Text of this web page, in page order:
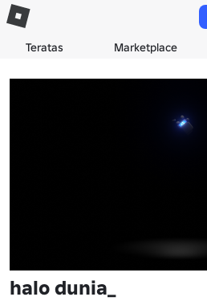
Teratas Marketplace
halo dunia_